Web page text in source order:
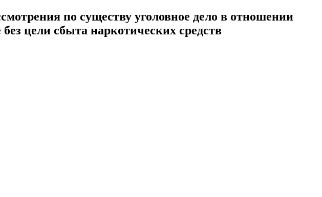
по существу уголовное дело в отношении
цели сбыта наркотических средств